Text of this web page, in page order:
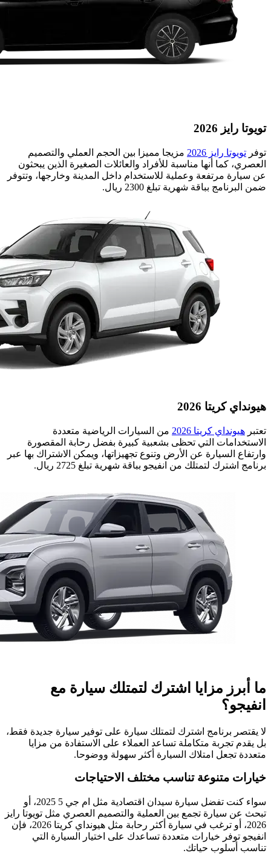
تويوتا رايز 2026
توفر تويوتا رايز 2026
مزيجا مميزا بين الحجم العملي والتصميم
العصري، كما أنها مناسبة للأفراد والعائلات الصغيرة الذين يبحثون
عن سيارة مرتفعة وعملية للاستخدام داخل المدينة وخارجها، وتتوفر
ضمن البرنامج بباقة شهرية تبلغ 2300 ريال.
هيونداي كريتا 2026
تعتبر هيونداي كريتا 2026
من السيارات الرياضية متعددة
الاستخدامات التي تحظى بشعبية كبيرة بفضل رحابة المقصورة
وارتفاع السيارة عن الأرض وتنوع تجهيزاتها، ويمكن الاشتراك بها عبر
برنامج اشترك لتمتلك من انفيجو بباقة شهرية تبلغ 2725 ريال.
ما أبرز مزايا اشترك لتمتلك سيارة مع
انفيجو؟
لا يقتصر برنامج اشترك لتمتلك سيارة على توفير سيارة جديدة فقط،
بل يقدم تجربة متكاملة تساعد العملاء على الاستفادة من مزايا
متعددة تجعل امتلاك السيارة أكثر سهولة ووضوحا.
خيارات متنوعة تناسب مختلف الاحتياجات
سواء كنت تفضل سيارة سيدان اقتصادية مثل ام جي 5 2025، أو
تبحث عن سيارة تجمع بين العملية والتصميم العصري مثل تويوتا رايز
2026، أو ترغب في سيارة أكثر رحابة مثل هيونداي كريتا 2026، فإن
انفيجو توفر خيارات متعددة تساعدك على اختيار السيارة التي
تناسب أسلوب حياتك.